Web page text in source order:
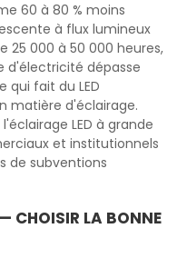
60 à 80 % moins
à flux lumineux
25 000 à 50 000 heures,
d'électricité dépasse
fait du LED
matière d'éclairage.
LED à grande
et institutionnels
de subventions
CHOISIR LA BONNE